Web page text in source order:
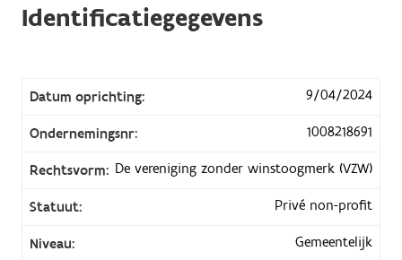
Identificatiegegevens
Datum oprichting: 9/04/2024
Ondernemingsnr: 1008218691
Rechtsvorm: De vereniging zonder winstoogmerk (VZW)
Statuut: Privé non-profit
Niveau: Gemeentelijk